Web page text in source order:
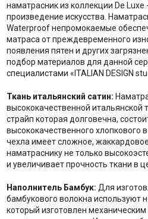
наматрасник из коллекции De Luxe
произведение искусства.
Waterproof непромокаемые
матраса от преждевременного
появления пятен и других
подбор материалов для данной
специалистами «ITALIAN DESIGN
Ткань итальянский сатин:
высококачественной итальянской
страйп которая долговечна,
высококачественного хлопкового
чехла имеет сложное,
наматраснику не только
и увеличивает прочность ткани в
Наполнитель Бамбук: Для
бамбукового волокна используют
который изготовлен